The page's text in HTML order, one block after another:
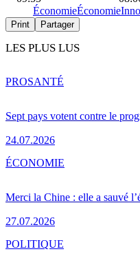
ÉconomieÉconomie
Print Partager
LES PLUS LUS
Sept pays votent contre le
24.07.2026
PROSANTÉ
Merci la Chine : elle a sauvé
27.07.2026
ÉCONOMIE
POLITIQUE